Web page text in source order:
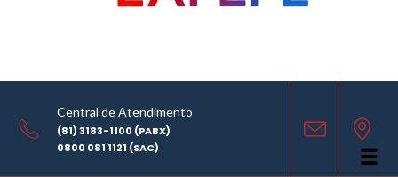
Central de Atendimento
(81) 3183-1100 (PABX)
0800 081 1121 (SAC)
COMPARTILHE
LABORATÓRIO